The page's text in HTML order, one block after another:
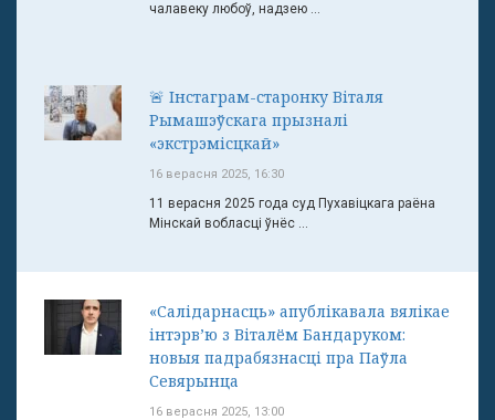
чалавеку любоў, надзею ...
🚨 Інстаграм-старонку Віталя
Рымашэўскага прызналі
«экстрэмісцкай»
16 верасня 2025, 16:30
11 верасня 2025 года суд Пухавіцкага раёна
Мінскай вобласці ўнёс ...
«Салідарнасць» апублікавала вялікае
інтэрв’ю з Віталём Бандаруком:
новыя падрабязнасці пра Паўла
Севярынца
16 верасня 2025, 13:00